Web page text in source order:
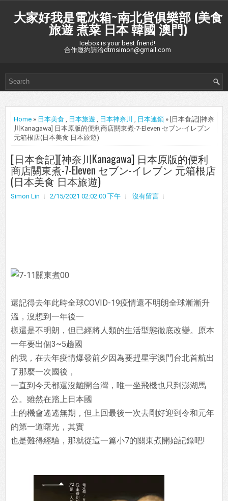
大家好我是電冰箱~南北貨俱樂部 (美食
旅遊 煮菜 日本 韓國 澳門)
Icebox is your best friend!
合作邀約請洽dtmsimon@gmail.com
Home » 日本美食 , 日本旅遊 , 日本神奈川 , 日本連鎖 » [日本食記][神奈
川Kanagawa] 日本原版的便利商店關東煮-7-Eleven セブン-イレブン
元箱根店(日本美食 日本旅遊)
[日本食記][神奈川Kanagawa] 日本原版的便利
商店關東煮-7-Eleven セブン-イレブン 元箱根店
(日本美食 日本旅遊)
Simon Lin 2/15/2021 02:02:00 下午 沒有留言
還記得去年此時全球COVID-19疫情還不明朗全球漸漸升
溫，沒想到一年後一
樣還是不明朗，但已經將人類的生活型態徹底改變。原本
一年要出個3~5趟國
的我，在去年疫情爆發前夕因為要趕星宇澳門台北首航出
了那麼一次國後，
一直到今天都還沒離開台灣，唯一坐飛機也只到澎湖馬
公。雖然在踏上日本國
土的機會遙遙無期，但上回最後一次去剛好迎到令和元年
的第一道曙光，其實
也是難得經驗，那就從這一篇小7的關東煮開始記錄吧!